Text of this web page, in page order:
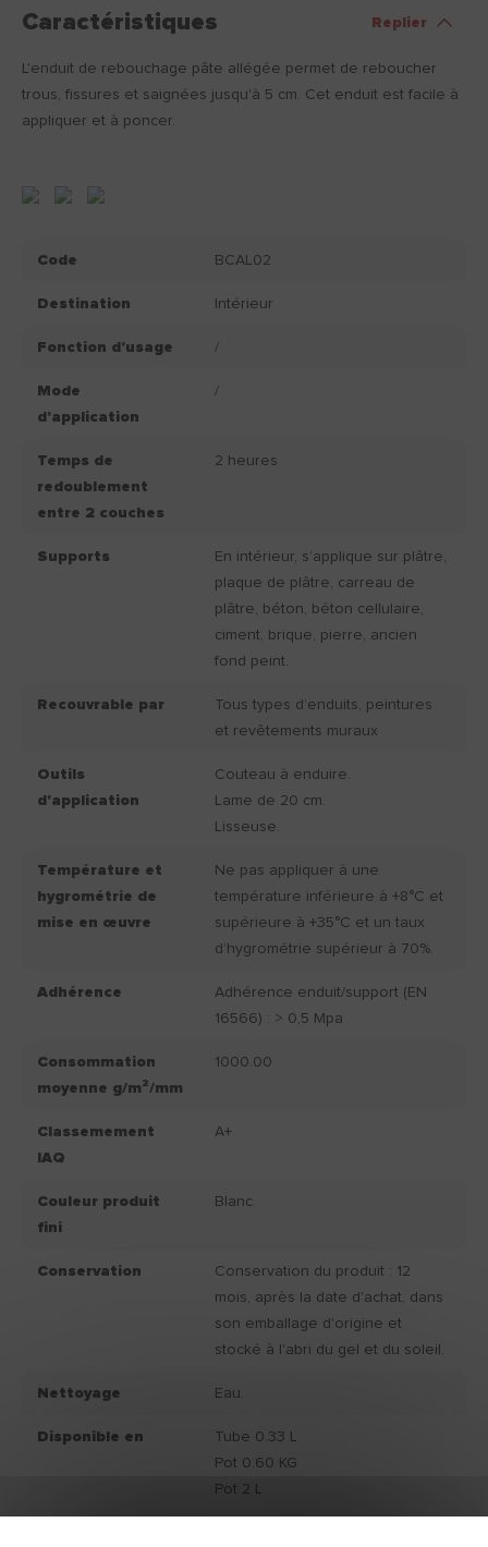
Caractéristiques Replier
L'enduit de rebouchage pâte allégée permet de reboucher
trous, fissures et saignées jusqu'à 5 cm. Cet enduit est facile à
appliquer et à poncer.
Code BCAL02
Destination Intérieur
Fonction d'usage /
Mode
d'application
/
Temps de
redoublement
entre 2 couches
2 heures
Supports
En intérieur, s’applique sur plâtre,
plaque de plâtre, carreau de
plâtre, béton, béton cellulaire,
ciment, brique, pierre, ancien
fond peint.
Recouvrable par
Tous types d’enduits, peintures
et revêtements muraux
Outils
d'application
Couteau à enduire.
Lame de 20 cm.
Lisseuse.
Température et
hygrométrie de
mise en œuvre
Ne pas appliquer à une
température inférieure à +8°C et
supérieure à +35°C et un taux
d’hygrométrie supérieur à 70%.
Adhérence
Adhérence enduit/support (EN
16566) : > 0,5 Mpa
Consommation
moyenne g/m²/mm
1000.00
Classemement
IAQ
A+
Couleur produit
fini
Blanc.
Conservation
Conservation du produit : 12
mois, après la date d'achat, dans
son emballage d'origine et
stocké à l'abri du gel et du soleil.
Nettoyage Eau.
Disponible en
Tube 0.33 L
Pot 0.60 KG
Pot 2 L